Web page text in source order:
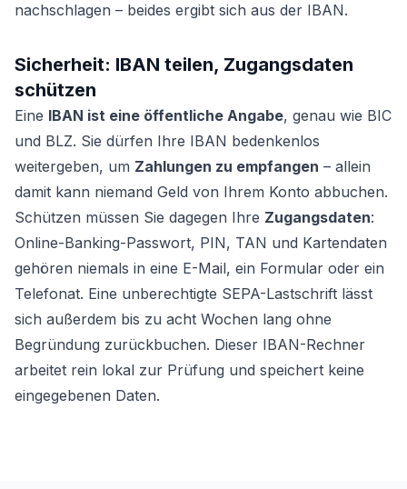
nachschlagen – beides ergibt sich aus der IBAN.
Sicherheit: IBAN teilen, Zugangsdaten
schützen
Eine IBAN ist eine öffentliche Angabe, genau wie BIC
und BLZ. Sie dürfen Ihre IBAN bedenkenlos
weitergeben, um Zahlungen zu empfangen – allein
damit kann niemand Geld von Ihrem Konto abbuchen.
Schützen müssen Sie dagegen Ihre Zugangsdaten:
Online-Banking-Passwort, PIN, TAN und Kartendaten
gehören niemals in eine E-Mail, ein Formular oder ein
Telefonat. Eine unberechtigte SEPA-Lastschrift lässt
sich außerdem bis zu acht Wochen lang ohne
Begründung zurückbuchen. Dieser IBAN-Rechner
arbeitet rein lokal zur Prüfung und speichert keine
eingegebenen Daten.